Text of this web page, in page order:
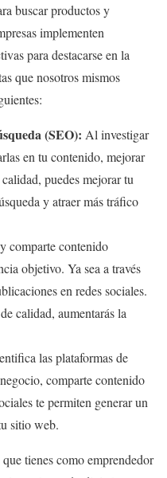
buscar productos y
implementen
para destacarse en la
que nosotros mismos
(SEO): Al investigar
en tu contenido, mejorar
puedes mejorar tu
y atraer más tráfico
comparte contenido
objetivo. Ya sea a través
en redes sociales.
calidad, aumentarás la
las plataformas de
comparte contenido
te permiten generar un
sitio web.
tienes como emprendedor